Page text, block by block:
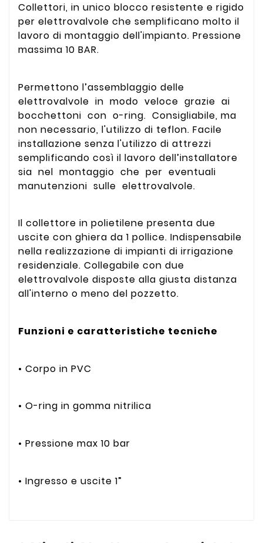
Collettori, in unico blocco resistente e rigido
per elettrovalvole che semplificano molto il
lavoro di montaggio dell'impianto. Pressione
massima 10 BAR.
Permettono l’assemblaggio delle
elettrovalvole in modo veloce grazie ai
bocchettoni con o-ring. Consigliabile, ma
non necessario, l'utilizzo di teflon. Facile
installazione senza l'utilizzo di attrezzi
semplificando così il lavoro dell’installatore
sia nel montaggio che per eventuali
manutenzioni sulle elettrovalvole.
Il collettore in polietilene presenta due
uscite con ghiera da 1 pollice. Indispensabile
nella realizzazione di impianti di irrigazione
residenziale. Collegabile con due
elettrovalvole disposte alla giusta distanza
all'interno o meno del pozzetto.
Funzioni e caratteristiche tecniche
• Corpo in PVC
• O-ring in gomma nitrilica
• Pressione max 10 bar
• Ingresso e uscite 1”